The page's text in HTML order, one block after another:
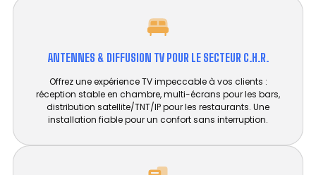
ANTENNES & DIFFUSION TV POUR LE SECTEUR C.H.R.
Offrez une expérience TV impeccable à vos clients :
réception stable en chambre, multi-écrans pour les bars,
distribution satellite/TNT/IP pour les restaurants. Une
installation fiable pour un confort sans interruption.